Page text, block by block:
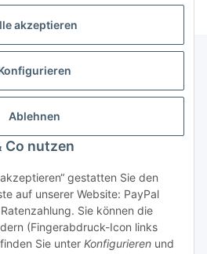
akzeptieren
Ablehnen
Co nutzen
gestatten Sie den
auf unserer Website: PayPal
Sie können die
(Fingerabdruck-Icon links
Sie unter Konfigurieren und
widerrufen